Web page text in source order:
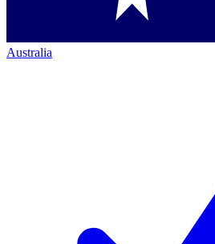
Australia